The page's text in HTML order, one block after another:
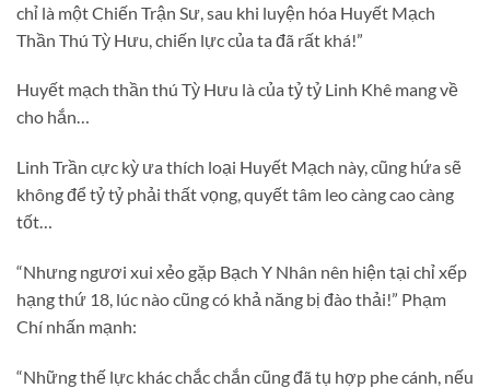
chỉ là một Chiến Trận Sư, sau khi luyện hóa Huyết Mạch
Thần Thú Tỳ Hưu, chiến lực của ta đã rất khá!”
Huyết mạch thần thú Tỳ Hưu là của tỷ tỷ Linh Khê mang về
cho hắn…
Linh Trần cực kỳ ưa thích loại Huyết Mạch này, cũng hứa sẽ
không để tỷ tỷ phải thất vọng, quyết tâm leo càng cao càng
tốt…
“Nhưng ngươi xui xẻo gặp Bạch Y Nhân nên hiện tại chỉ xếp
hạng thứ 18, lúc nào cũng có khả năng bị đào thải!” Phạm
Chí nhấn mạnh:
“Những thế lực khác chắc chắn cũng đã tụ hợp phe cánh, nếu